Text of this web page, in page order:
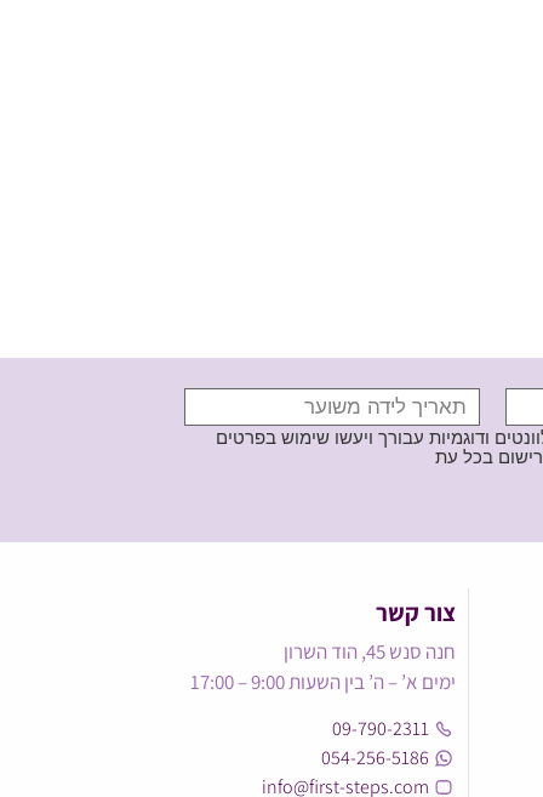
ודוגמיות עבורך ויעשו שימוש בפרטים
צור קשר
חנה סנש 45, הוד השרון
ימים א’ – ה’ בין השעות 9:00 – 17:00
09-790-2311
054-256-5186
info@first-steps.com